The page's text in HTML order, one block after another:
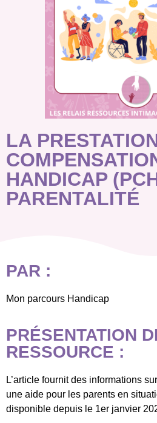
LA
HANDICAP
PARENTALITÉ
PAR :
Mon parcours Handicap
PRÉSENTATION
RESSOURCE :
L’article fournit des informations
une aide pour les parents en
disponible depuis le 1er janvier